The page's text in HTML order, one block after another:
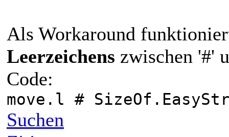
Als Workaround
Leerzeichens zwischen '#'
Code:
move.l #
Suchen